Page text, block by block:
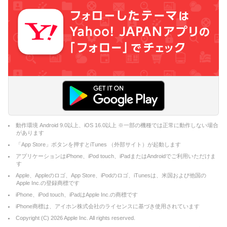
動作環境 Android 9.0以上、iOS 16.0以上 ※一部の機種では正常に動作しない場合
があります
「App Store」ボタンを押すとiTunes （外部サイト）が起動します
アプリケーションはiPhone、iPod touch、iPadまたはAndroidでご利用いただけま
す
Apple、Appleのロゴ、App Store、iPodのロゴ、iTunesは、米国および他国の
Apple Inc.の登録商標です
iPhone、iPod touch、iPadはApple Inc.の商標です
iPhone商標は、アイホン株式会社のライセンスに基づき使用されています
Copyright (C) 2026Apple Inc. All rights reserved.